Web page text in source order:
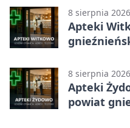
8 sierpnia 2026
Apteki
8 sierpnia 2026
Apteki
powiat